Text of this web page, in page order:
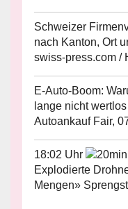
Schweizer
nach Kanton, Ort
swiss-press.com /
E-Auto-Boom:
lange nicht
Autoankauf Fair,
18:02 Uhr
Explodierte
Mengen»